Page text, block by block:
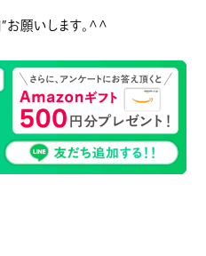
お願いします。^^